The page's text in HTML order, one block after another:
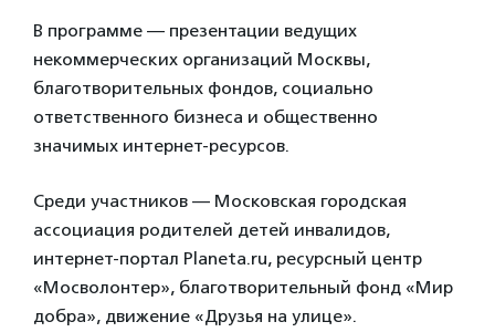
В программе — презентации ведущих
некоммерческих организаций Москвы,
благотворительных фондов, социально
ответственного бизнеса и общественно
значимых интернет-ресурсов.
Среди участников — Московская городская
ассоциация родителей детей инвалидов,
интернет-портал Planeta.ru, ресурсный центр
«Мосволонтер», благотворительный фонд «Мир
добра», движение «Друзья на улице».